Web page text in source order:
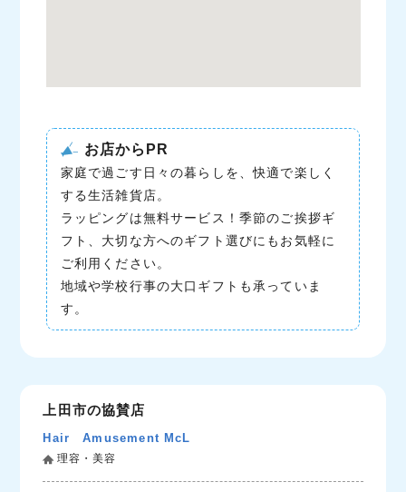
お店からPR
家庭で過ごす日々の暮らしを、快適で楽しく
する生活雑貨店。
ラッピングは無料サービス！季節のご挨拶ギ
フト、大切な方へのギフト選びにもお気軽に
ご利用ください。
地域や学校行事の大口ギフトも承っていま
す。
上田市の協賛店
Hair Amusement McL
理容・美容